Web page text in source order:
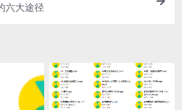
六大途径